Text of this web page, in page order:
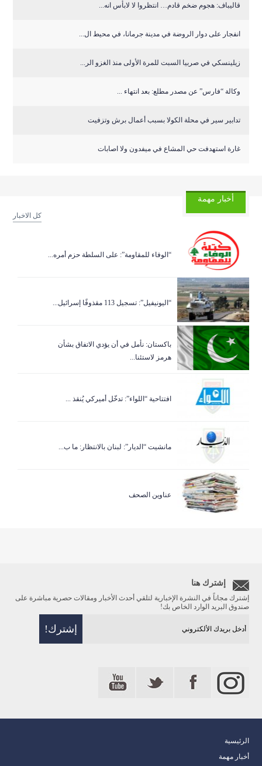
قاليباف: هجوم ضخم قادم… انتظروا لا لابأس انه...
انفجار على دوار الروضة في مدينة جرمانا، في محيط ال...
زيلينسكي في صربيا السبت للمرة الأولى منذ الغزو الر...
وكالة “فارس” عن مصدر مطلع: بعد انتهاء ...
تدابير سير في محلة الكولا بسبب أعمال برش وتزفيت
غارة استهدفت حي المشاع في ميفدون ولا اصابات
أخبار مهمة
كل الاخبار
“الوفاء للمقاومة”: على السلطة حزم أمره...
“اليونيفيل”: تسجيل 113 مقذوفًا إسرائيل...
باكستان: نأمل في أن يؤدي الاتفاق بشأن
هرمز لاستئنا...
افتتاحية “اللواء”: تدخّل أميركي يُنقذ ...
مانشيت “الديار”: لبنان بالانتظار: ما ب...
عناوين الصحف
إشترك هنا
إشترك مجاناً في النشرة الإخبارية لتلقي أحدث الأخبار ومقالات حصرية مباشرة على
صندوق البريد الوارد الخاص بك!
الرئيسية
أخبار مهمة